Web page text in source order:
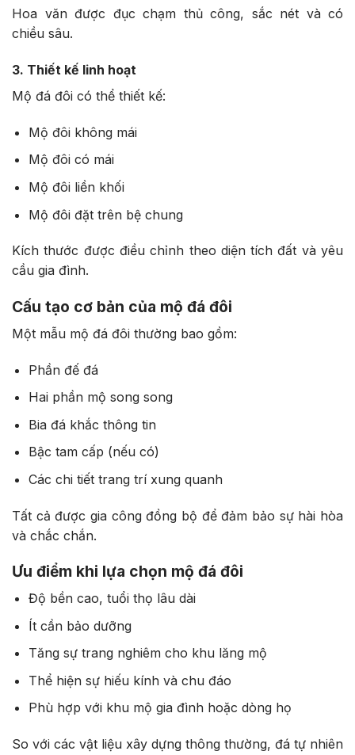
Hoa văn được đục chạm thủ công, sắc nét và có
chiều sâu.
3. Thiết kế linh hoạt
Mộ đá đôi có thể thiết kế:
Mộ đôi không mái
Mộ đôi có mái
Mộ đôi liền khối
Mộ đôi đặt trên bệ chung
Kích thước được điều chỉnh theo diện tích đất và yêu
cầu gia đình.
Cấu tạo cơ bản của mộ đá đôi
Một mẫu mộ đá đôi thường bao gồm:
Phần đế đá
Hai phần mộ song song
Bia đá khắc thông tin
Bậc tam cấp (nếu có)
Các chi tiết trang trí xung quanh
Tất cả được gia công đồng bộ để đảm bảo sự hài hòa
và chắc chắn.
Ưu điểm khi lựa chọn mộ đá đôi
Độ bền cao, tuổi thọ lâu dài
Ít cần bảo dưỡng
Tăng sự trang nghiêm cho khu lăng mộ
Thể hiện sự hiếu kính và chu đáo
Phù hợp với khu mộ gia đình hoặc dòng họ
So với các vật liệu xây dựng thông thường, đá tự nhiên